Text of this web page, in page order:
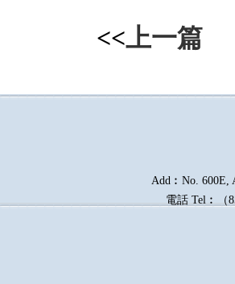
<<上一篇
Add︰No. 600E,
電話 Tel︰（